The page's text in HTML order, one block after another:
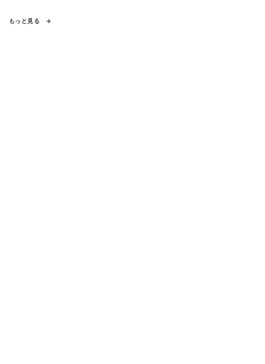
もっと見る